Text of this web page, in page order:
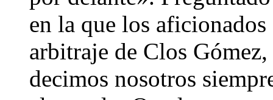
en la que los
arbitraje de Clos
decimos nosotros